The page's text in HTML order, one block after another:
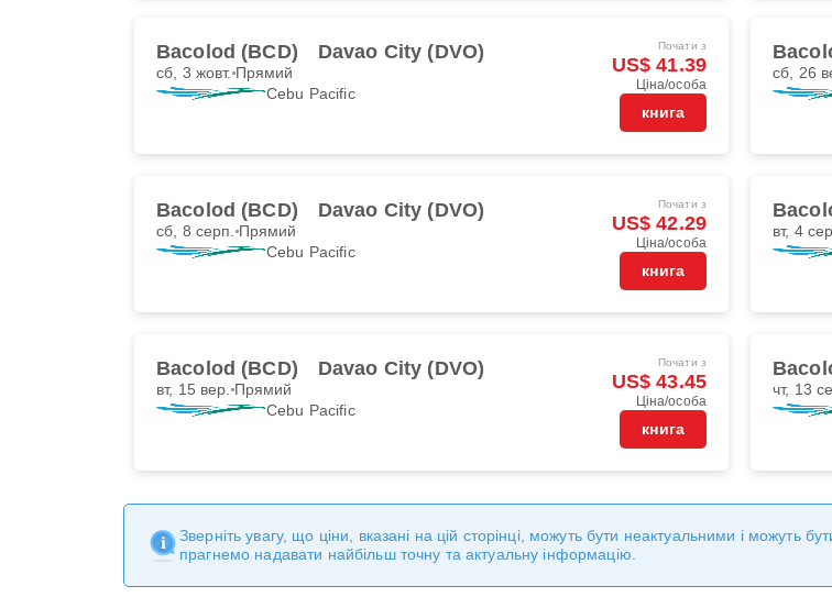
Bacolod (BCD) Davao City (DVO)
сб, 3 жовт. Прямий
Cebu Pacific
Почати з
US$ 41.39
Ціна/особа
книга
сб, 26
Bacolod (BCD) Davao City (DVO)
сб, 8 серп. Прямий
Cebu Pacific
Почати з
US$ 42.29
Ціна/особа
книга
вт, 4
Bacolod (BCD) Davao City (DVO)
вт, 15 вер. Прямий
Cebu Pacific
Почати з
US$ 43.45
Ціна/особа
книга
чт, 13
Зверніть увагу, що ціни, вказані на цій сторінці, можуть бути неактуальними і можуть
прагнемо надавати найбільш точну та актуальну інформацію.